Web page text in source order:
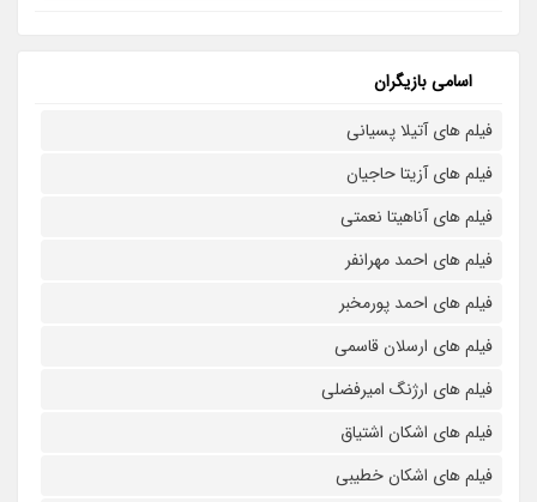
اسامی بازیگران
فیلم های آتیلا پسیانی
فیلم های آزیتا حاجیان
فیلم های آناهیتا نعمتی
فیلم های احمد مهرانفر
فیلم های احمد پورمخبر
فیلم های ارسلان قاسمی
فیلم های ارژنگ امیرفضلی
فیلم های اشکان اشتیاق
فیلم های اشکان خطیبی